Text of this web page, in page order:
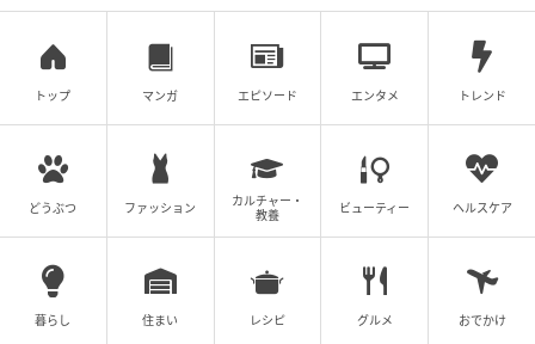
トップ マンガ エピソード エンタメ トレンド
どうぶつ ファッション
カルチャー・
教養
ビューティー ヘルスケア
暮らし 住まい レシピ グルメ おでかけ